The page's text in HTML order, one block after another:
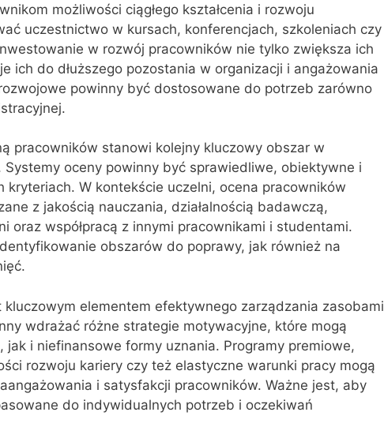
możliwości ciągłego kształcenia i rozwoju
uczestnictwo w kursach, konferencjach, szkoleniach czy
w rozwój pracowników nie tylko zwiększa ich
ich do dłuższego pozostania w organizacji i angażowania
powinny być dostosowane do potrzeb zarówno
pracowników stanowi kolejny kluczowy obszar w
oceny powinny być sprawiedliwe, obiektywne i
kryteriach. W kontekście uczelni, ocena pracowników
z jakością nauczania, działalnością badawczą,
oraz współpracą z innymi pracownikami i studentami.
obszarów do poprawy, jak również na
elementem efektywnego zarządzania zasobami
wdrażać różne strategie motywacyjne, które mogą
i niefinansowe formy uznania. Programy premiowe,
rozwoju kariery czy też elastyczne warunki pracy mogą
i satysfakcji pracowników. Ważne jest, aby
do indywidualnych potrzeb i oczekiwań